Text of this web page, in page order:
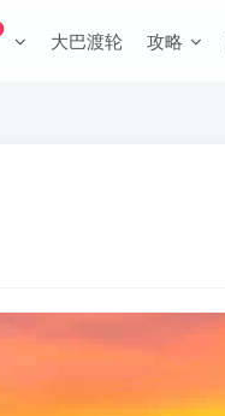
大巴渡轮 攻略